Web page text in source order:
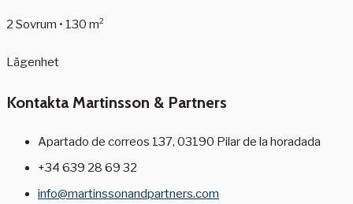
2 Sovrum • 130 m²
Lägenhet
Kontakta Martinsson & Partners
Apartado de correos 137, 03190 Pilar de la horadada
+34 639 28 69 32
info@martinssonandpartners.com